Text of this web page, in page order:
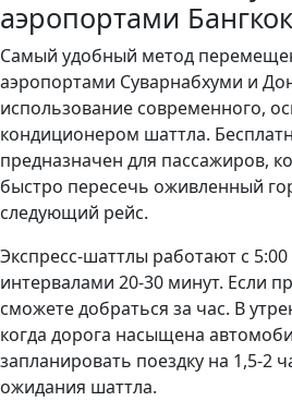
аэропортами
Самый удобный метод
аэропортами Суварнабхуми и
использование современного,
кондиционером шаттла.
предназначен для пассажиров,
быстро пересечь оживленный
следующий рейс.
Экспресс-шаттлы работают с 5:00
интервалами 20-30 минут. Если
сможете добраться за час. В
когда дорога насыщена
запланировать поездку на 1,5-2
ожидания шаттла.